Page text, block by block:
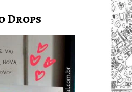
Drops